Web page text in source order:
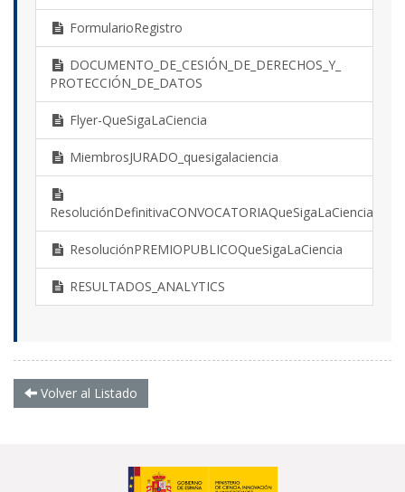
FormularioRegistro
DOCUMENTO_DE_CESIÓN_DE_DERECHOS_Y_
PROTECCIÓN_DE_DATOS
Flyer-QueSigaLaCiencia
MiembrosJURADO_quesigalaciencia
ResoluciónDefinitivaCONVOCATORIAQueSigaLaCiencia
ResoluciónPREMIOPUBLICOQueSigaLaCiencia
RESULTADOS_ANALYTICS
Volver al Listado